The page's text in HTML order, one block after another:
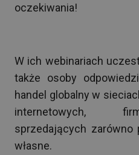
oczekiwania!
W ich webinariach
także osoby
handel globalny w
internetowych,
sprzedających zarówno
własne.